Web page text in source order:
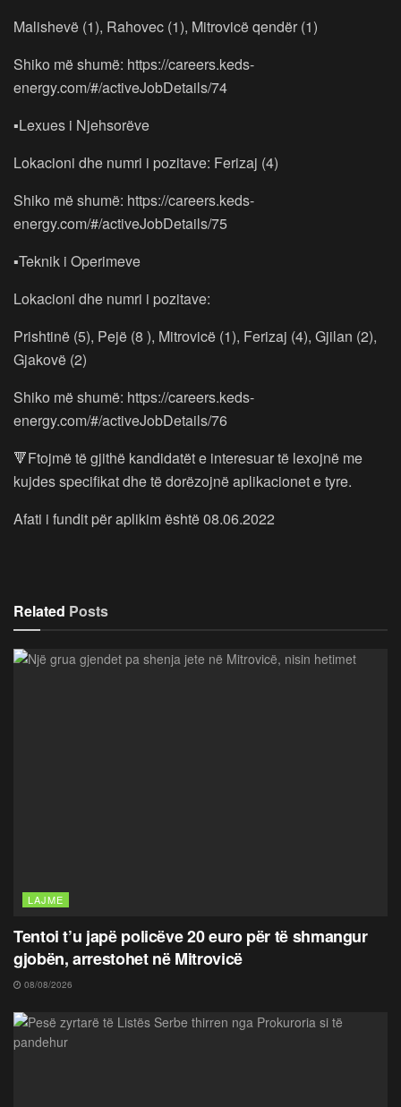
Malishevë (1), Rahovec (1), Mitrovicë qendër (1)
Shiko më shumë: https://careers.keds-
energy.com/#/activeJobDetails/74
▪Lexues i Njehsorëve
Lokacioni dhe numri i pozitave: Ferizaj (4)
Shiko më shumë: https://careers.keds-
energy.com/#/activeJobDetails/75
▪Teknik i Operimeve
Lokacioni dhe numri i pozitave:
Prishtinë (5), Pejë (8 ), Mitrovicë (1), Ferizaj (4), Gjilan (2),
Gjakovë (2)
Shiko më shumë: https://careers.keds-
energy.com/#/activeJobDetails/76
🔻Ftojmë të gjithë kandidatët e interesuar të lexojnë me
kujdes specifikat dhe të dorëzojnë aplikacionet e tyre.
Afati i fundit për aplikim është 08.06.2022
Related Posts
LAJME
Tentoi t’u japë policëve 20 euro për të shmangur
gjobën, arrestohet në Mitrovicë
08/08/2026